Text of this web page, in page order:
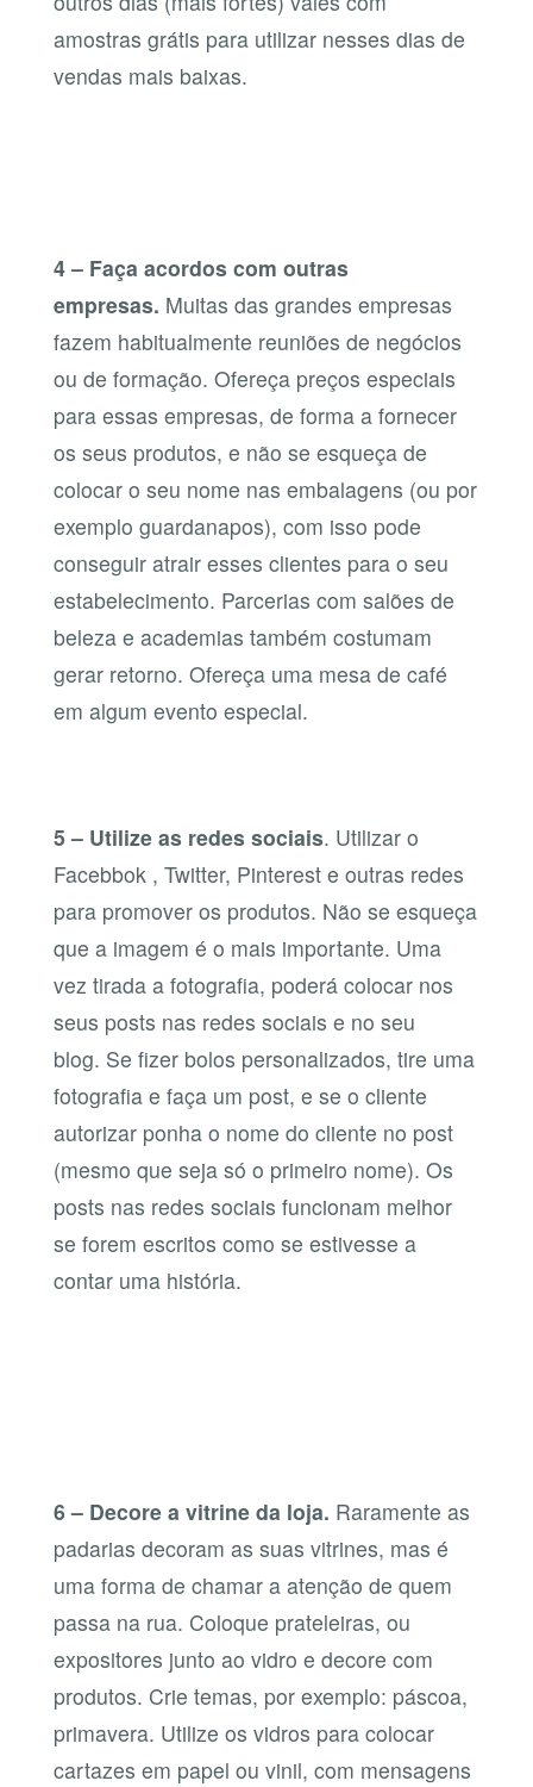
amostras grátis para utilizar nesses dias de
vendas mais baixas.
4 – Faça acordos com outras
empresas. Muitas das grandes empresas
fazem habitualmente reuniões de negócios
ou de formação. Ofereça preços especiais
para essas empresas, de forma a fornecer
os seus produtos, e não se esqueça de
colocar o seu nome nas embalagens (ou por
exemplo guardanapos), com isso pode
conseguir atrair esses clientes para o seu
estabelecimento. Parcerias com salões de
beleza e academias também costumam
gerar retorno. Ofereça uma mesa de café
em algum evento especial.
5 – Utilize as redes sociais. Utilizar o
Facebbok , Twitter, Pinterest e outras redes
para promover os produtos. Não se esqueça
que a imagem é o mais importante. Uma
vez tirada a fotografia, poderá colocar nos
seus posts nas redes sociais e no seu
blog. Se fizer bolos personalizados, tire uma
fotografia e faça um post, e se o cliente
autorizar ponha o nome do cliente no post
(mesmo que seja só o primeiro nome). Os
posts nas redes sociais funcionam melhor
se forem escritos como se estivesse a
contar uma história.
6 – Decore a vitrine da loja. Raramente as
padarias decoram as suas vitrines, mas é
uma forma de chamar a atenção de quem
passa na rua. Coloque prateleiras, ou
expositores junto ao vidro e decore com
produtos. Crie temas, por exemplo: páscoa,
primavera. Utilize os vidros para colocar
cartazes em papel ou vinil, com mensagens